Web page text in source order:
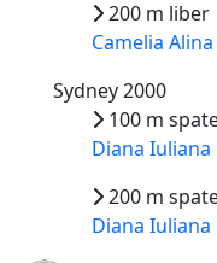
200 m liber
Camelia
Sydney 2000
100 m
Diana
200 m
Diana